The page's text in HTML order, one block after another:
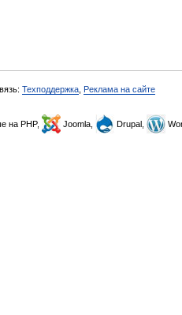
Техподдержка Реклама на сайте
на PHP, Joomla, Drupal,